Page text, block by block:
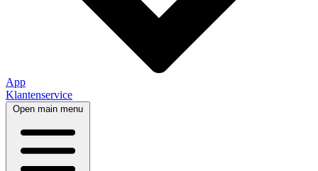
App
Klantenservice
Open main menu